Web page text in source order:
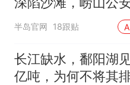
处置
半岛官网 18跟贴
长江缺水，鄱阳湖
亿吨，为何不将其